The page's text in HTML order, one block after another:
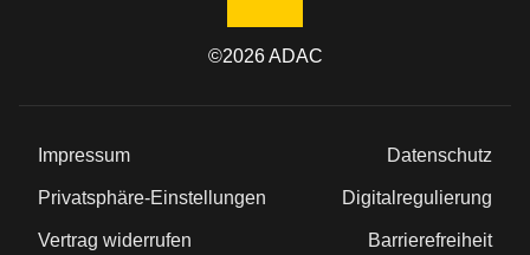
©2026ADAC
Impressum Datenschutz
Privatsphäre-Einstellungen Digitalregulierung
Vertrag widerrufen Barrierefreiheit